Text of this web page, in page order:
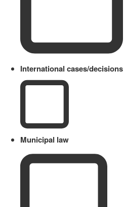
International cases/decisions
Municipal law